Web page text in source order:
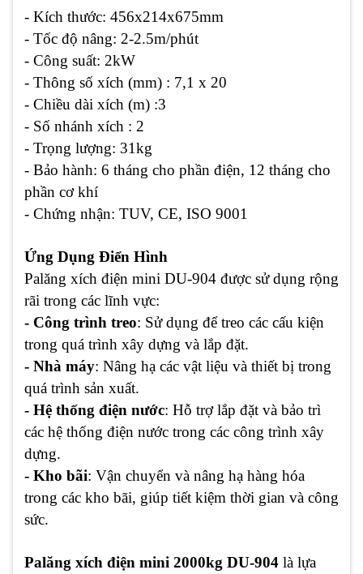
- Kích thước: 456x214x675mm
- Tốc độ nâng: 2-2.5m/phút
- Công suất: 2kW
- Thông số xích (mm) : 7,1 x 20
- Chiều dài xích (m) :3
- Số nhánh xích : 2
- Trọng lượng: 31kg
- Bảo hành: 6 tháng cho phần điện, 12 tháng cho
phần cơ khí
- Chứng nhận: TUV, CE, ISO 9001
Ứng Dụng Điển Hình
Palăng xích điện mini DU-904 được sử dụng rộng
rãi trong các lĩnh vực:
- Công trình treo: Sử dụng để treo các cấu kiện
trong quá trình xây dựng và lắp đặt.
- Nhà máy: Nâng hạ các vật liệu và thiết bị trong
quá trình sản xuất.
- Hệ thống điện nước: Hỗ trợ lắp đặt và bảo trì
các hệ thống điện nước trong các công trình xây
dựng.
- Kho bãi: Vận chuyển và nâng hạ hàng hóa
trong các kho bãi, giúp tiết kiệm thời gian và công
sức.
Palăng xích điện mini 2000kg DU-904 là lựa